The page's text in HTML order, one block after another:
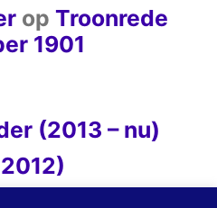
op Troonrede
1901
(2013 – nu)